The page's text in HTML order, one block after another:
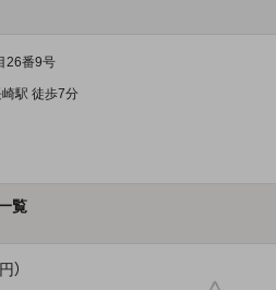
26番9号
駅 徒歩7分
覧
）